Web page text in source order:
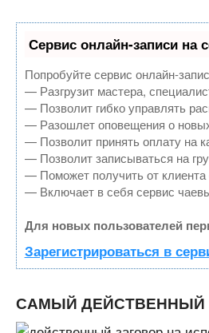
Сервис онлайн-записи на
Попробуйте сервис онлайн-
— Разгрузит мастера,
— Позволит гибко управлять
— Разошлет оповещения о
— Позволит принять оплату на
— Позволит записываться на
— Поможет получить от клиента
— Включает в себя сервис
Для новых пользователей
Зарегистрироваться в
САМЫЙ ДЕЙСТВЕННЫЙ